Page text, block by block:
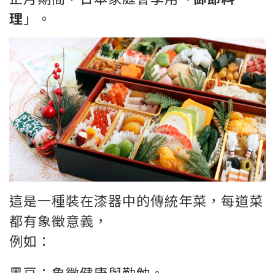
理 」。
這是一種裝在漆器中的傳統年菜，每道菜
都有象徵意義，
例如：